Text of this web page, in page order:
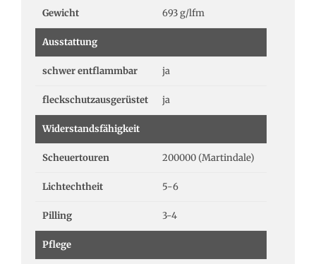
Gewicht 693 g/lfm
Ausstattung
schwer entflammbar ja
fleckschutzausgerüstet ja
Widerstandsfähigkeit
Scheuertouren 200000 (Martindale)
Lichtechtheit 5-6
Pilling 3-4
Pflege